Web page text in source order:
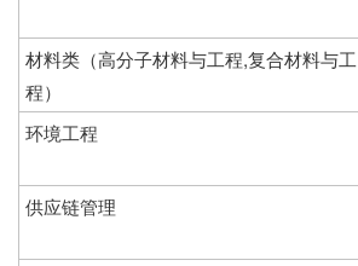
材料类（高分子材料与工程,复合材料与工
程）
环境工程
供应链管理